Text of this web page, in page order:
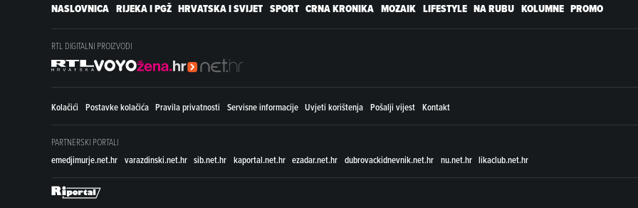
NASLOVNICA RIJEKA I PGŽ HRVATSKA I SVIJET SPORT CRNA KRONIKA MOZAIK LIFESTYLE NA RUBU KOLUMNE PROMO
RTL DIGITALNI PROIZVODI
Kolačići Postavke kolačića Pravila privatnosti Servisne informacije Uvjeti korištenja Pošalji vijest Kontakt
PARTNERSKI PORTALI
emedjimurje.net.hr varazdinski.net.hr sib.net.hr kaportal.net.hr ezadar.net.hr dubrovackidnevnik.net.hr nu.net.hr likaclub.net.hr